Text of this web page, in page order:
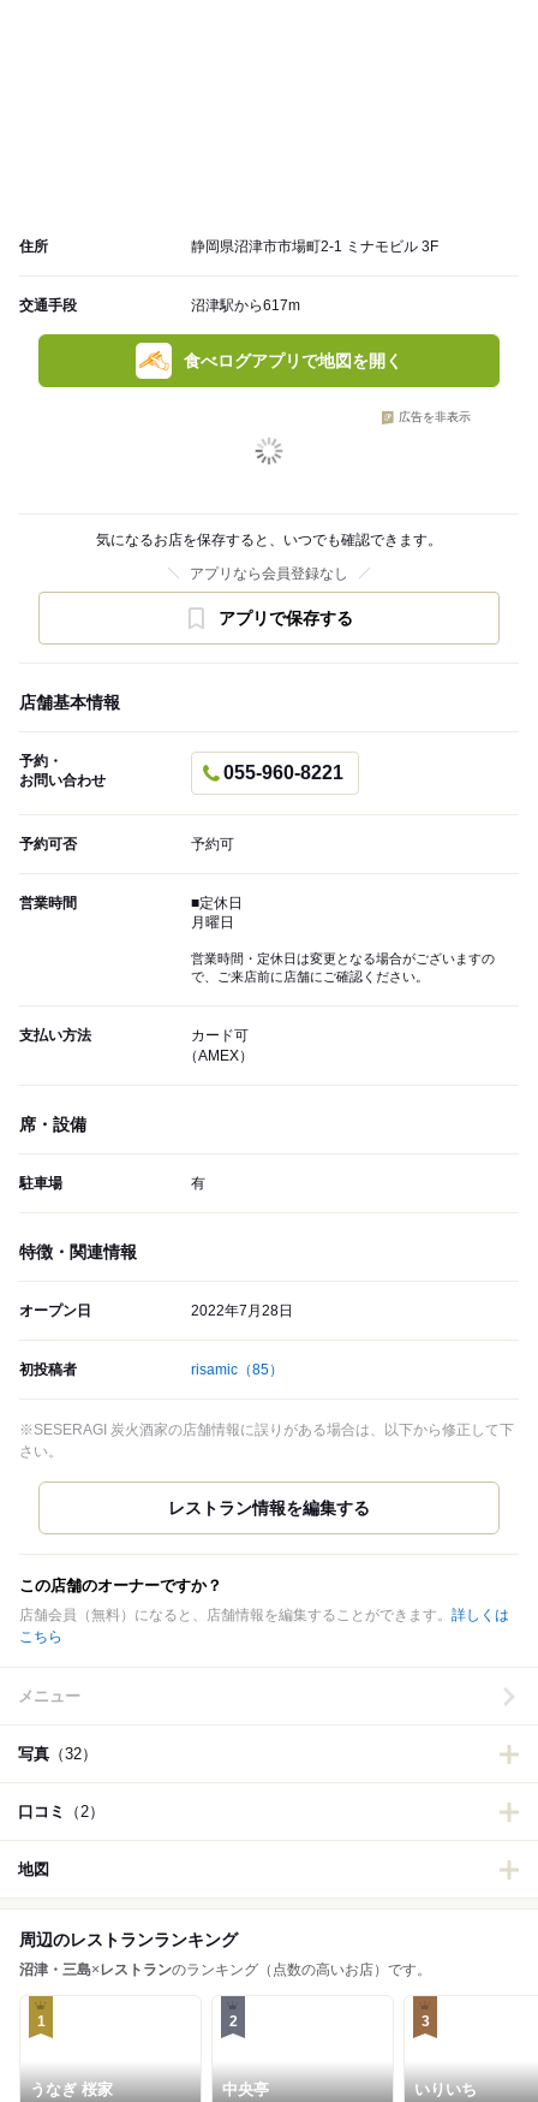
住所 静岡県沼津市市場町2-1 ミナモビル 3F
交通手段 沼津駅から617m
食べログアプリで地図を開く
広告を非表示
気になるお店を保存すると、いつでも確認できます。
アプリなら会員登録なし
アプリで保存する
店舗基本情報
予約・
お問い合わせ
055-960-8221
予約可否 予約可
営業時間
■定休日
月曜日
営業時間・定休日は変更となる場合がございますの
で、ご来店前に店舗にご確認ください。
支払い方法
カード可
（AMEX）
席・設備
駐車場 有
特徴・関連情報
オープン日 2022年7月28日
初投稿者 risamic （85）
※SESERAGI 炭火酒家の店舗情報に誤りがある場合は、以下から修正して下
さい。
この店舗のオーナーですか？
店舗会員（無料）になると、店舗情報を編集することができます。 詳しくは
こちら
メニュー
写真 （32）
口コミ （2）
地図
周辺のレストランランキング
沼津・三島× レストランのランキング（点数の高いお店）です。
1
うなぎ 桜家
2
中央亭
3
いりいち